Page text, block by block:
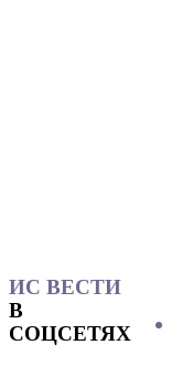
ИС ВЕСТИ
В
СОЦСЕТЯХ